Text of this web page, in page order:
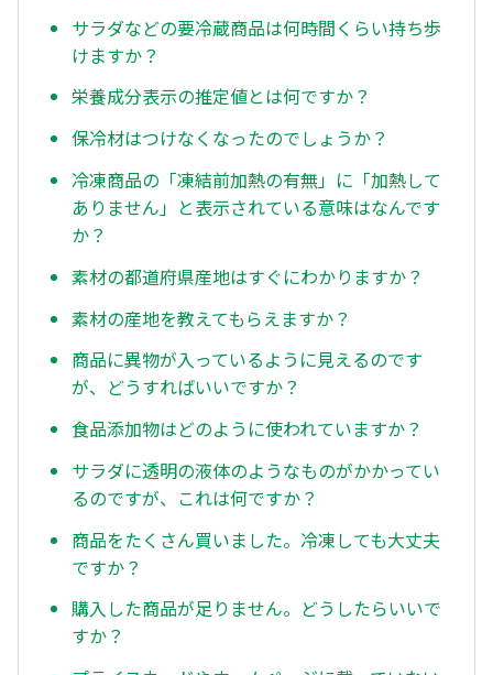
サラダなどの要冷蔵商品は何時間くらい持ち歩
けますか？
栄養成分表示の推定値とは何ですか？
保冷材はつけなくなったのでしょうか？
冷凍商品の「凍結前加熱の有無」に「加熱して
ありません」と表示されている意味はなんです
か？
素材の都道府県産地はすぐにわかりますか？
素材の産地を教えてもらえますか？
商品に異物が入っているように見えるのです
が、どうすればいいですか？
食品添加物はどのように使われていますか？
サラダに透明の液体のようなものがかかってい
るのですが、これは何ですか？
商品をたくさん買いました。冷凍しても大丈夫
ですか？
購入した商品が足りません。どうしたらいいで
すか？